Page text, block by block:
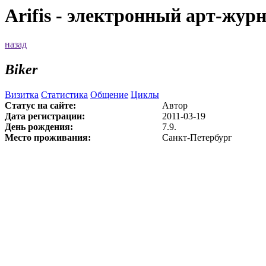
Arifis - электронный арт-
назад
Biker
Визитка Статистика Общение Циклы
Статус на сайте:
Автор
Дата регистрации:
2011-03-19
День рождения:
7.9.
Место проживания:
Санкт-Петербург